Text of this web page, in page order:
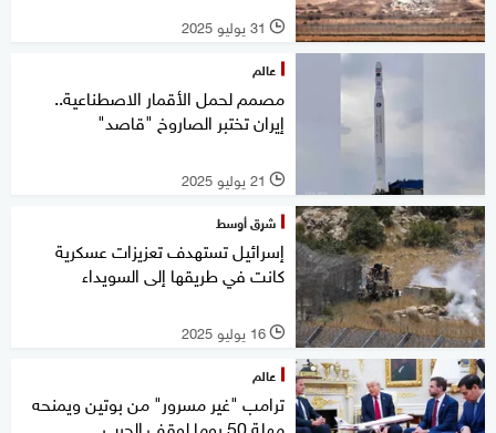
l 31 يوليو 2025
عالم
مصمم لحمل الأقمار الاصطناعية..
إيران تختبر الصاروخ "قاصد"
l 21 يوليو 2025
شرق أوسط
إسرائيل تستهدف تعزيزات عسكرية
كانت في طريقها إلى السويداء
l 16 يوليو 2025
عالم
ترامب "غير مسرور" من بوتين ويمنحه